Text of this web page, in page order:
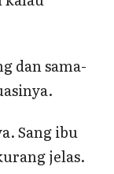
dan sama-
Sang ibu
jelas.